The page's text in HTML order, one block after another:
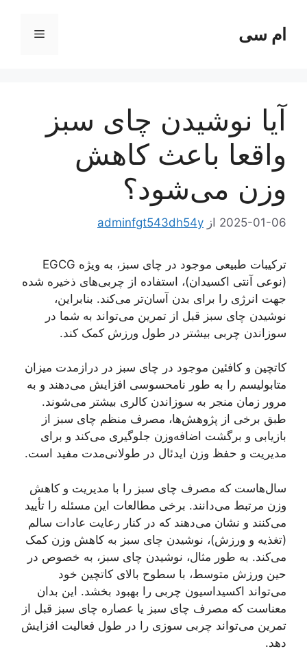
محتواام سی فهرست
آیا نوشیدن چای سبز
واقعا باعث کاهش
وزن می‌شود؟
2025-01-06 از adminfgt543dh54y
ترکیبات طبیعی موجود در چای سبز، به ویژه EGCG
(نوعی آنتی اکسیدان)، استفاده از چربی‌های ذخیره شده
جهت انرژی را برای بدن آسان‌تر می‌کند. بنابراین،
نوشیدن چای سبز قبل از تمرین می‌تواند به شما در
سوزاندن چربی بیشتر در طول ورزش کمک کند.
کاتچین و کافئین موجود در چای سبز در درازمدت میزان
متابولیسم را به طور نامحسوسی افزایش می‌دهند و به
مرور زمان منجر به سوزاندن کالری بیشتر می‌شوند.
طبق برخی از پژوهش‌ها، مصرف منظم چای سبز از
بازیابی و برگشت اضافه‌وزن جلوگیری می‌کند و برای
مدیریت و حفظ وزن ایدئال در طولانی‌مدت مفید است.
سال‌هاست که مصرف چای سبز را با مدیریت و کاهش
وزن مرتبط می‌دانند. برخی مطالعات این مسئله را تأیید
می‌کنند و نشان می‌دهند که در کنار رعایت عادات سالم
(تغذیه و ورزش)، نوشیدن چای سبز به کاهش وزن کمک
می‌کند. به طور مثال، نوشیدن چای سبز، به خصوص در
حین ورزش متوسط، با سطوح بالای کاتچین خود
می‌تواند اکسیداسیون چربی را بهبود بخشد. این بدان
معناست که مصرف چای سبز یا عصاره چای سبز قبل از
تمرین می‌تواند چربی سوزی را در طول فعالیت افزایش
دهد.